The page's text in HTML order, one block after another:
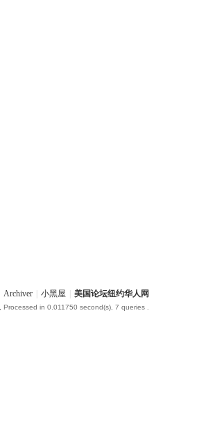
Archiver 小黑屋 美国论坛纽约华人网
, Processed in 0.011750 second(s), 7 queries .